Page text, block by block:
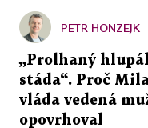
PETR HONZEJK
„Prolhaný
stáda“. Proč
vláda vedená
opovrhoval